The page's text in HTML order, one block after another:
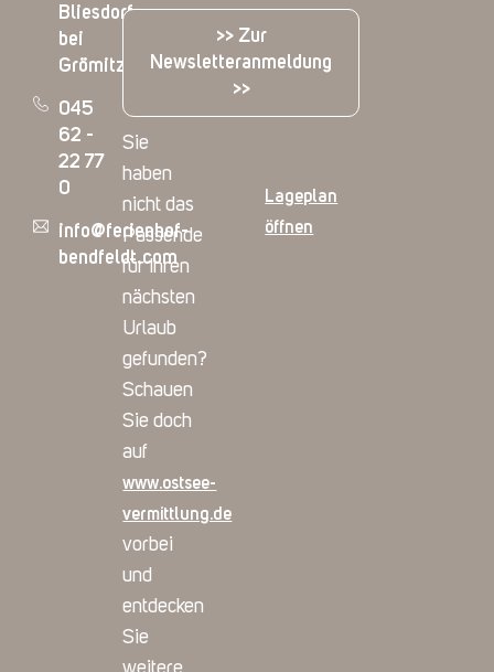
Bliesdorf
bei
Grömitz
045
62 -
22 77
0
info@ferienhof-
bendfeldt.com
>> Zur
Newsletteranmeldung
>>
Sie
haben
nicht das
Passende
für Ihren
nächsten
Urlaub
gefunden?
Schauen
Sie doch
auf
www.ostsee-
vermittlung.de
vorbei
und
entdecken
Sie
Lageplan
öffnen